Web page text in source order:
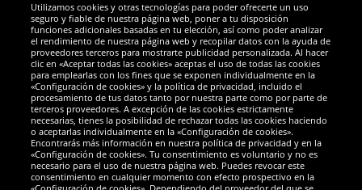
Socios y seguridad
Galardones
Utilizamos cookies y otras tecnologías para poder ofrecerte un uso
seguro y fiable de nuestra página web, poner a tu disposición
funciones adicionales basadas en tu elección, así como poder analizar
el rendimiento de nuestra página web y recopilar datos con la ayuda de
proveedores terceros para mostrarte publicidad personalizada. Al hacer
clic en «Aceptar todas las cookies» aceptas el uso de todas las cookies
para emplearlas con los fines que se exponen individualmente en la
«Configuración de cookies» y la política de privacidad, incluido el
procesamiento de tus datos tanto por nuestra parte como por parte de
terceros proveedores. A excepción de las cookies estrictamente
necesarias, tienes la posibilidad de rechazar todas las cookies haciendo
o aceptarlas individualmente en la «Configuración de cookies».
Encontrarás más información en nuestra política de privacidad y en la
«Configuración de cookies». Tu consentimiento es voluntario y no es
necesario para el uso de nuestra página web. Puedes revocar este
consentimiento en cualquier momento con efecto prospectivo en la